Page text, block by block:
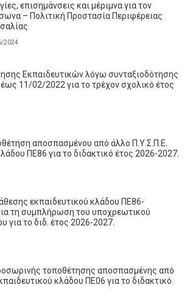
επισημάνσεις και μέριμνα για τον
– Πολιτική Προστασία Περιφέρειας
2024
Εκπαιδευτικών λόγω συνταξιοδότησης
11/02/2022 για το τρέχον σχολικό έτος
αποσπασμένου από άλλο Π.Υ.Σ.Π.Ε.
ΠΕ86 για το διδακτικό έτος 2026-2027.
εκπαιδευτικού κλάδου ΠΕ86-
τη συμπλήρωση του υποχρεωτικού
για το διδ. έτος 2026-2027.
τοποθέτησης αποσπασμένης από
κλάδου ΠΕ06 για το διδακτικό